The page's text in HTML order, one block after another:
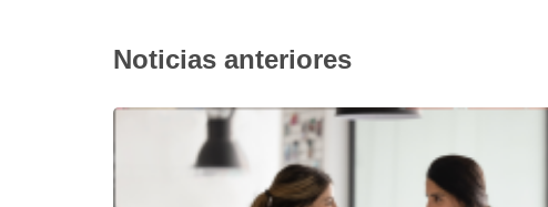
Noticias anteriores